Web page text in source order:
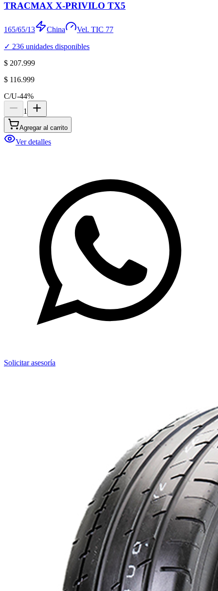
TRACMAX X-PRIVILO TX5
165/65/13 China Vel. TIC 77
✓ 236 unidades disponibles
$ 207.999
$ 116.999
C/U-44%
1
Agregar al carrito
Ver detalles
Solicitar asesoría